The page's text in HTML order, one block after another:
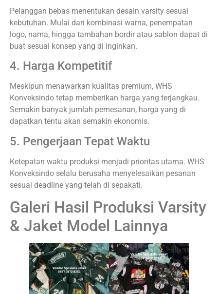
Pelanggan bebas menentukan desain varsity sesuai
kebutuhan. Mulai dari kombinasi warna, penempatan
logo, nama, hingga tambahan bordir atau sablon dapat di
buat sesuai konsep yang di inginkan.
4. Harga Kompetitif
Meskipun menawarkan kualitas premium, WHS
Konveksindo tetap memberikan harga yang terjangkau.
Semakin banyak jumlah pemesanan, harga yang di
dapatkan tentu akan semakin ekonomis.
5. Pengerjaan Tepat Waktu
Ketepatan waktu produksi menjadi prioritas utama. WHS
Konveksindo selalu berusaha menyelesaikan pesanan
sesuai deadline yang telah di sepakati.
Galeri Hasil Produksi Varsity
& Jaket Model Lainnya